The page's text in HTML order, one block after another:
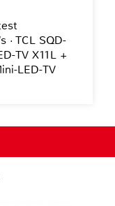
· TCL SQD-
TV X11L +
LED-TV